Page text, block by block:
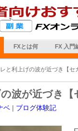
FXとは何 FX 入門
と利上げの波が近づき【セ
波が近づき
ベ | ブログ体験記